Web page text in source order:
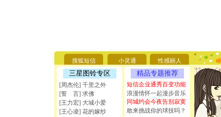
搜狐短信 小灵通 性感丽人
三星图铃专区
[周杰伦] 千里之外
[誓 言] 求佛
[王力宏] 大城小爱
[王心凌] 花的嫁纱
精品专题推荐
短信企业通秀百变功能
浪漫情怀一起漫步音乐
同城约会今夜告别寂寞
敢来挑战你的球技吗？
[圣诞节]
能正大光
天都要快
[圣诞节]
如意,快
[元旦]看
断电。爱
你是我专